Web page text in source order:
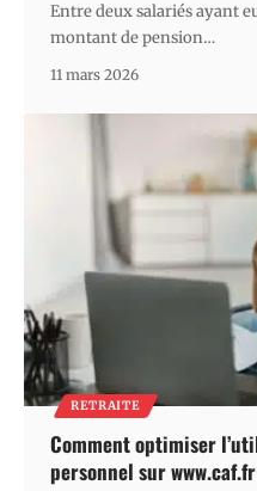
Entre deux salariés ayant
montant de pension…
11 mars 2026
RETRAITE
Comment optimiser
personnel sur